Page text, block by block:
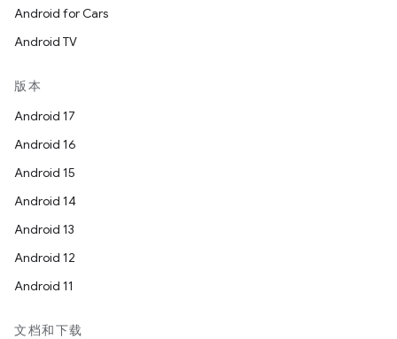
Android for Cars
Android TV
版本
Android 17
Android 16
Android 15
Android 14
Android 13
Android 12
Android 11
文档和下载